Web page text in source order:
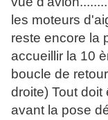
les moteurs
reste encore la
accueillir la 10
boucle de
droite) Tout
avant la pose